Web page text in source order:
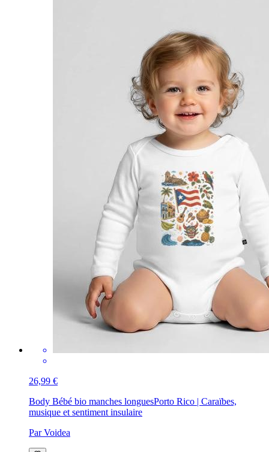
26,99 €
Body Bébé bio manches longuesPorto Rico | Caraïbes,
musique et sentiment insulaire
Par Voidea